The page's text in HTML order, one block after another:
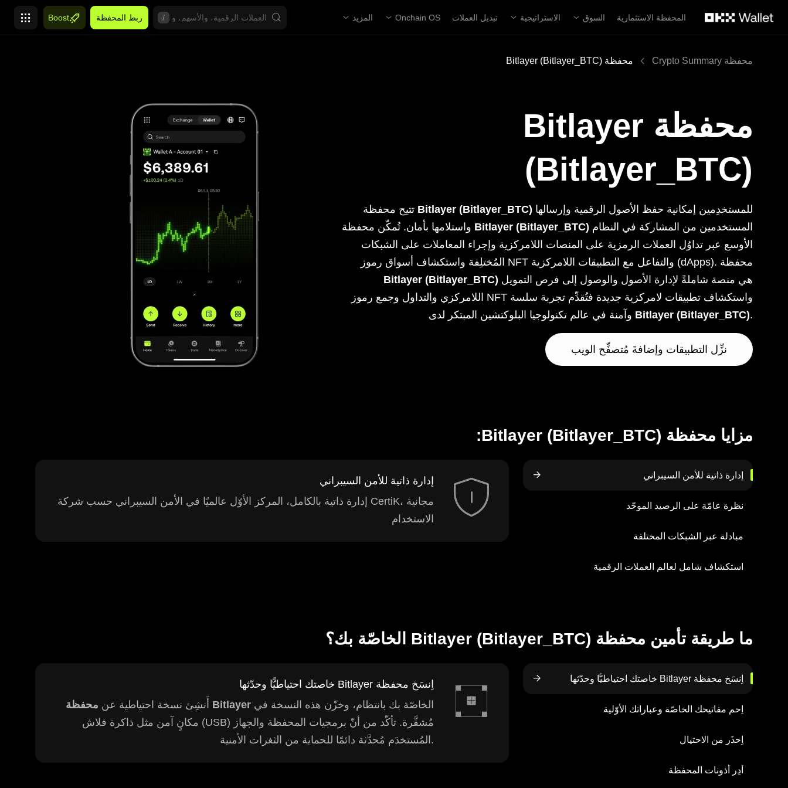
المحفظة الاستثمارية
السوق الاستراتيجية تبديل العملات Onchain OS المزيد / ربط المحفظة Boost
محفظة Crypto Summary محفظة Bitlayer (Bitlayer_BTC)
محفظة Bitlayer
(Bitlayer_BTC)
Bitlayer (Bitlayer_BTC)
Bitlayer (Bitlayer_BTC)
الأوسع عبر تداوُل العملات الرمزية على المنصات اللامركزية وإجراء المعاملات على الشبكات
المُختلِفة واستكشاف أسواق رموز NFT والتفاعل مع التطبيقات اللامركزية (dApps). محفظة
Bitlayer (Bitlayer_BTC)
اللامركزي والتداول وجمع رموز NFT واستكشاف تطبيقات لامركزية جديدة فتُقدِّم تجربة سلسة
Bitlayer (Bitlayer_BTC).
نزِّل التطبيقات وإضافةَ مُتصفِّح الويب
مزايا محفظة Bitlayer (Bitlayer_BTC):
إدارة ذاتية للأمن السيبراني
نظرة عامّة على الرصيد الموحّد
مبادلة عبر الشبكات المختلفة
استكشاف شامل لعالم العملات الرقمية
إدارة ذاتية للأمن السيبراني
إدارة ذاتية بالكامل، المركز الأوّل عالميًا في الأمن السيبراني حسب شركة CertiK، مجانية
الاستخدام
ما طريقة تأمين محفظة Bitlayer (Bitlayer_BTC) الخاصّة بك؟
اِنسَخ محفظة Bitlayer خاصتك احتياطيًّا وحدّثها
اِحمِ مفاتيحك الخاصّة وعباراتك الأوّلية
اِحذَر من الاحتيال
أَدِر أذونات المحفظة
اِنسَخ محفظة Bitlayer خاصتك احتياطيًّا وحدّثها
أَنشِئ نسخة احتياطية عن محفظة Bitlayer
مكانٍ آمن مثل ذاكرة فلاش (USB) مُشفَّرة. تأكّد من أنّ برمجيات المحفظة والجهاز
المُستخدَم مُحدَّثة دائمًا للحماية من الثغرات الأمنية.